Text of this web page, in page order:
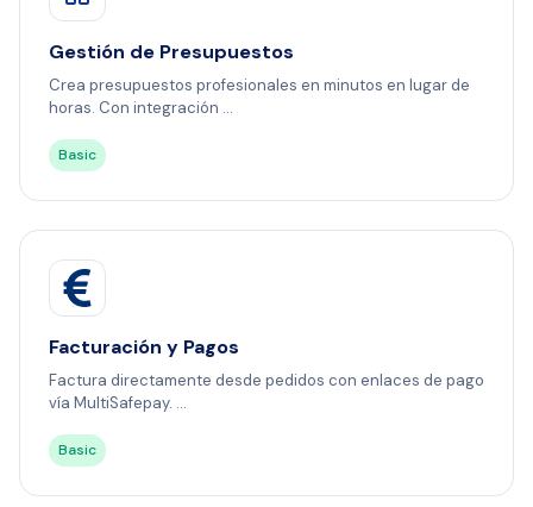
Gestión de Presupuestos
Crea presupuestos profesionales en minutos en lugar de
horas. Con integración ...
Basic
Facturación y Pagos
Factura directamente desde pedidos con enlaces de pago
vía MultiSafepay. ...
Basic